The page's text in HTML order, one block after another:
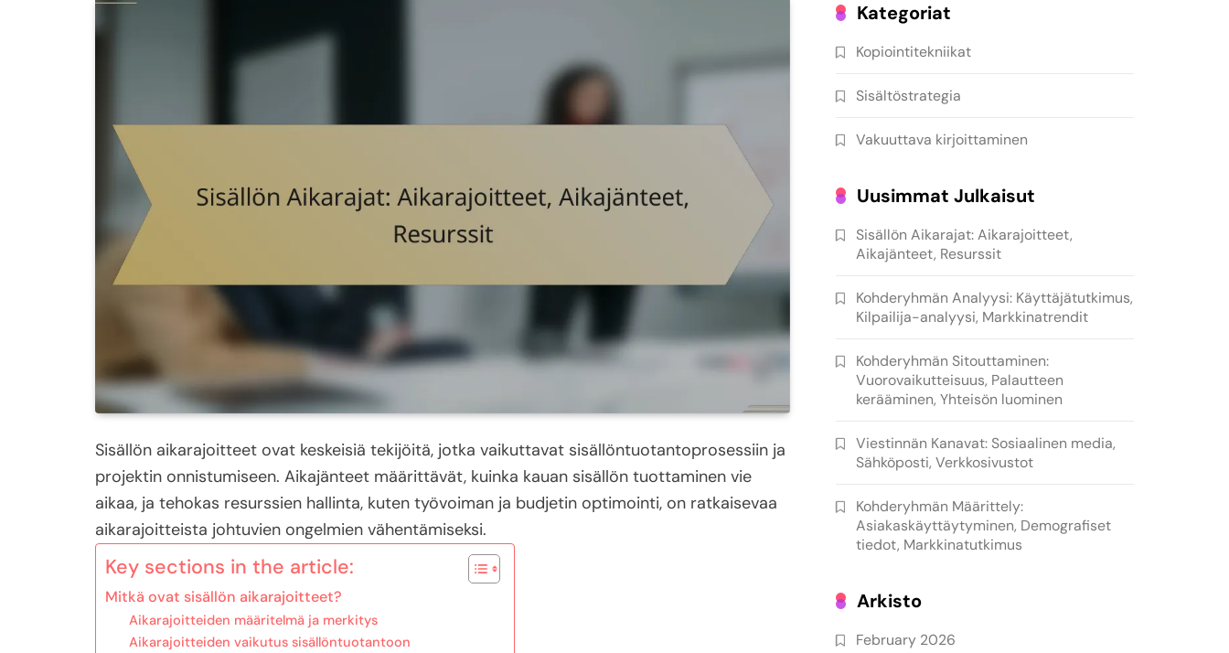
Sisällön aikarajoitteet ovat keskeisiä tekijöitä, jotka vaikuttavat sisällöntuotantoprosessiin ja
projektin onnistumiseen. Aikajänteet määrittävät, kuinka kauan sisällön tuottaminen vie
aikaa, ja tehokas resurssien hallinta, kuten työvoiman ja budjetin optimointi, on ratkaisevaa
aikarajoitteista johtuvien ongelmien vähentämiseksi.
Key sections in the article:
Mitkä ovat sisällön aikarajoitteet?
Aikarajoitteiden määritelmä ja merkitys
Aikarajoitteiden vaikutus sisällöntuotantoon
Kategoriat
Kopiointitekniikat
Sisältöstrategia
Vakuuttava kirjoittaminen
Uusimmat Julkaisut
Sisällön Aikarajat: Aikarajoitteet,
Aikajänteet, Resurssit
Kohderyhmän Analyysi: Käyttäjätutkimus,
Kilpailija-analyysi, Markkinatrendit
Kohderyhmän Sitouttaminen:
Vuorovaikutteisuus, Palautteen
kerääminen, Yhteisön luominen
Viestinnän Kanavat: Sosiaalinen media,
Sähköposti, Verkkosivustot
Kohderyhmän Määrittely:
Asiakaskäyttäytyminen, Demografiset
tiedot, Markkinatutkimus
Arkisto
February 2026